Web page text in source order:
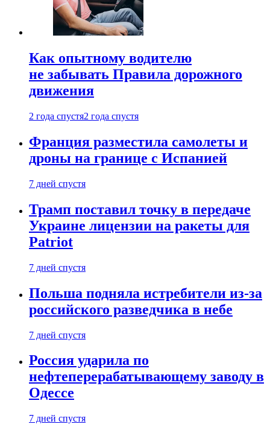
Как опытному водителю
не забывать Правила дорожного
движения
2 года спустя2 года спустя
Франция разместила самолеты и
дроны на границе с Испанией
7 дней спустя
Трамп поставил точку в передаче
Украине лицензии на ракеты для
Patriot
7 дней спустя
Польша подняла истребители из-за
российского разведчика в небе
7 дней спустя
Россия ударила по
нефтеперерабатывающему заводу в
Одессе
7 дней спустя